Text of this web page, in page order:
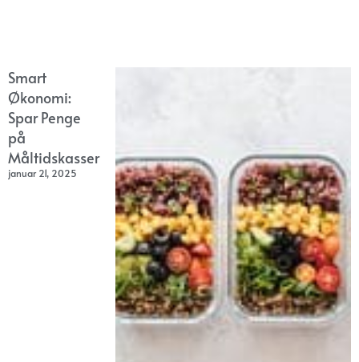
Smart
Økonomi:
Spar Penge
på
Måltidskasser
januar 21, 2025